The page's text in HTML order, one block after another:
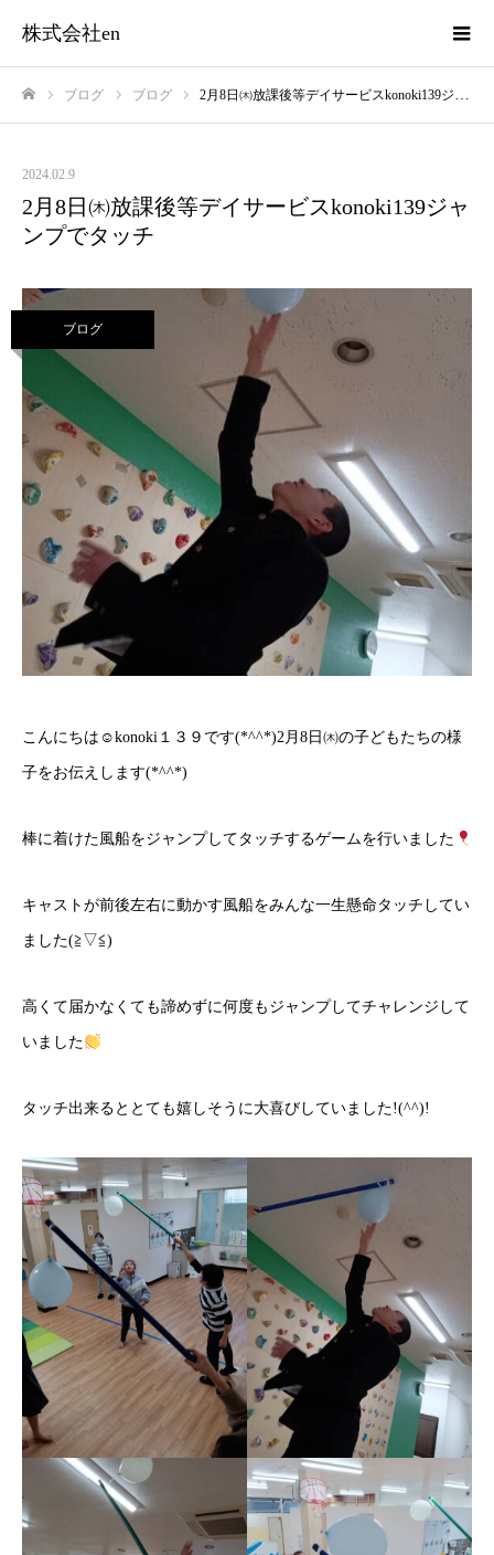
株式会社en
ブログ ブログ 2月8日㈭放課後等デイサービスkonoki139ジャンプでタッチ
2024.02.9
2月8日㈭放課後等デイサービスkonoki139ジャ
ンプでタッチ
ブログ
こんにちは☺konoki１３９です(*^^*)2月8日㈭の子どもたちの様
子をお伝えします(*^^*)
棒に着けた風船をジャンプしてタッチするゲームを行いました
キャストが前後左右に動かす風船をみんな一生懸命タッチしてい
ました(≧▽≦)
高くて届かなくても諦めずに何度もジャンプしてチャレンジして
いました
タッチ出来るととても嬉しそうに大喜びしていました!(^^)!